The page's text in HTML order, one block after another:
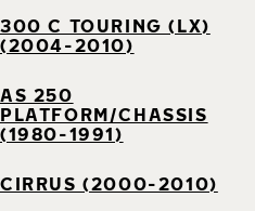
300 C TOURING (LX)
(2004-2010)
AS 250
PLATFORM/CHASSIS
(1980-1991)
CIRRUS (2000-2010)